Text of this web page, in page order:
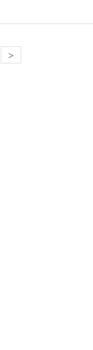
，大大降低成本，节约
>